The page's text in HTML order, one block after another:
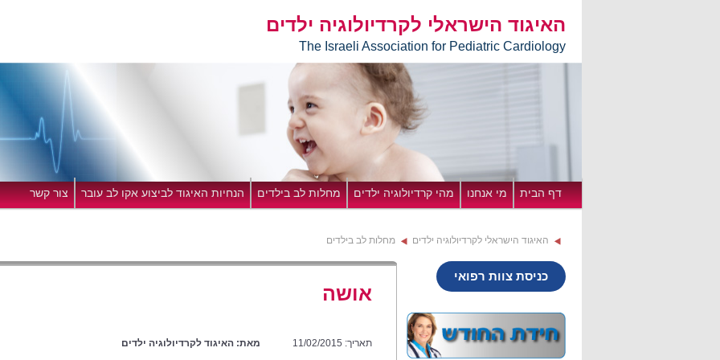
האיגוד הישראלי לקרדיולוגיה ילדים
The Israeli Association for Pediatric Cardiology
דף הבית מי אנחנו מהי קרדיולוגיה ילדים מחלות לב בילדים הנחיות האיגוד לביצוע אקו לב עובר צור קשר
האיגוד הישראלי לקרדיולוגיה ילדים מחלות לב בילדים
אושה
תאריך: 11/02/2015 מאת: האיגוד לקרדיולוגיה ילדים
כניסת צוות רפואי